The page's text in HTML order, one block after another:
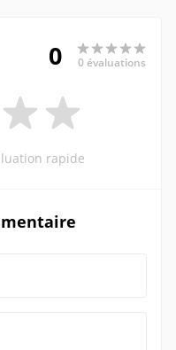
0 0 évaluations
rapide